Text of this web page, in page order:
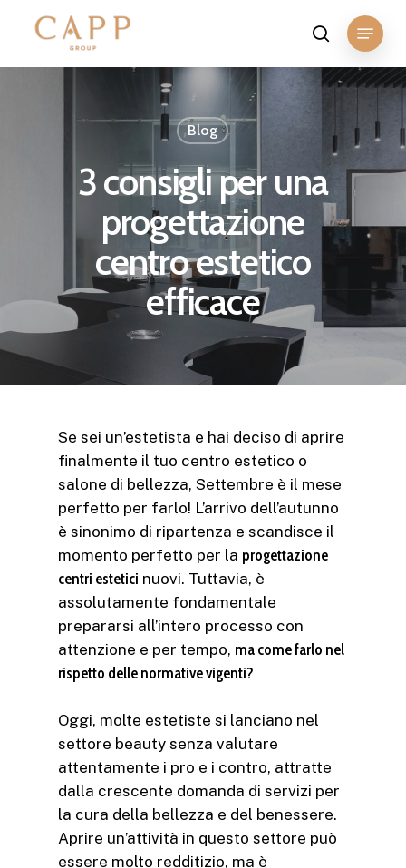
search
Menu
Blog
3 consigli per una
progettazione
centro estetico
efficace
Se sei un’estetista e hai deciso di aprire
finalmente il tuo centro estetico o
salone di bellezza, Settembre è il mese
perfetto per farlo! L’arrivo dell’autunno
è sinonimo di ripartenza e scandisce il
momento perfetto per la progettazione
centri estetici nuovi. Tuttavia, è
assolutamente fondamentale
prepararsi all’intero processo con
attenzione e per tempo, ma come farlo nel
rispetto delle normative vigenti?
Oggi, molte estetiste si lanciano nel
settore beauty senza valutare
attentamente i pro e i contro, attratte
dalla crescente domanda di servizi per
la cura della bellezza e del benessere.
Aprire un’attività in questo settore può
essere molto redditizio, ma è
Close
Menu